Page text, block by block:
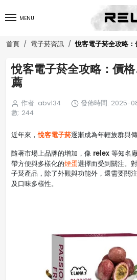
MENU
首頁 電子菸資訊 悅客電子菸全攻略
悅客電子菸全攻略：價
薦
作者: abv134 發佈時間: 2025-
數: 244
近年來，悅客電子菸逐漸成為年輕族群與
隨著市場上品牌的增加，像 relex 等知名
帶方便與多樣化的煙蛋選擇而受到關注。
子菸產品，除了外觀與功能外，還需要關注
及口味多樣性。